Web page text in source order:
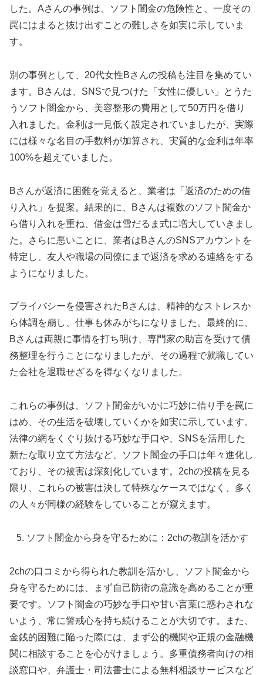
した。Aさんの事例は、ソフト闇金の危険性と、一度その
罠にはまると抜け出すことの難しさを如実に示していま
す。
別の事例として、20代女性Bさんの投稿も注目を集めてい
ます。Bさんは、SNSで見つけた「女性に優しい」とうた
うソフト闇金から、美容整形の費用として50万円を借り
入れました。金利は一見低く設定されていましたが、実際
には様々な名目の手数料が加算され、実質的な金利は年率
100%を超えていました。
Bさんが返済に困難を覚えると、業者は「返済のための借
り入れ」を提案。結果的に、Bさんは複数のソフト闇金か
ら借り入れを重ね、借金は雪だるま式に増大していきまし
た。さらに悪いことに、業者はBさんのSNSアカウントを
特定し、友人や職場の同僚にまで返済を求める連絡をする
ようになりました。
プライバシーを侵害されたBさんは、精神的なストレスか
ら体調を崩し、仕事も休みがちになりました。最終的に、
Bさんは両親に事情を打ち明け、専門家の助言を受けて債
務整理を行うことになりましたが、その過程で就職してい
た会社を退職せざるを得なくなりました。
これらの事例は、ソフト闇金がいかに巧妙に借り手を罠に
はめ、その生活を破壊していくかを如実に示しています。
法律の網をくぐり抜ける巧妙な手口や、SNSを活用した
新たな取り立て方法など、ソフト闇金の手口は年々進化し
ており、その被害は深刻化しています。2chの投稿を見る
限り、これらの被害は決して特殊なケースではなく、多く
の人々が同様の経験をしていることが窺えます。
ソフト闇金から身を守るために：2chの教訓を活かす
2chの口コミから得られた教訓を活かし、ソフト闇金から
身を守るためには、まず自己防衛の意識を高めることが重
要です。ソフト闇金の巧妙な手口や甘い言葉に惑わされな
いよう、常に警戒心を持ち続けることが大切です。また、
金銭的困難に陥った際には、まず公的機関や正規の金融機
関に相談することを心がけましょう。多重債務者向けの相
談窓口や、弁護士・司法書士による無料相談サービスなど